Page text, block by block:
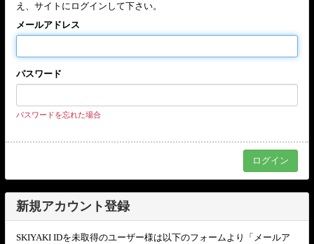
え、サイトにログインして下さい。
メールアドレス
パスワード
パスワードを忘れた場合
新規アカウント登録
SKIYAKI IDを未取得のユーザー様は以下のフォームより「メールア